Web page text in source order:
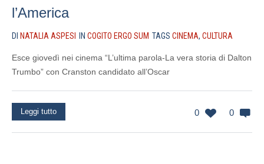
l’America
DI NATALIA ASPESI IN COGITO ERGO SUM TAGS CINEMA, CULTURA
Esce giovedì nei cinema “L’ultima parola-La vera storia di Dalton
Trumbo” con Cranston candidato all’Oscar
0 0
Leggi tutto